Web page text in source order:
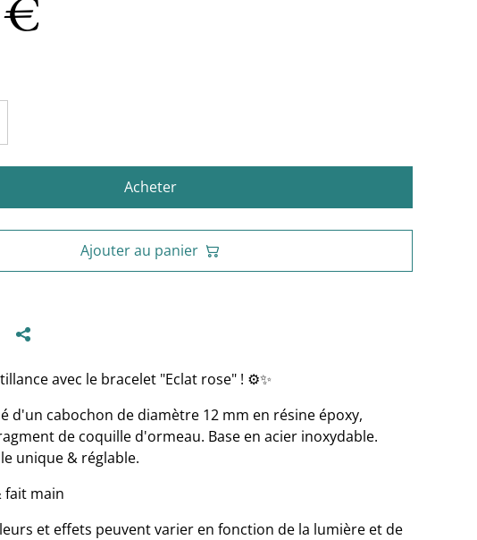
Acheter
Ajouter au panier
avec le bracelet "Eclat rose" ! ⚙️✨
d'un cabochon de diamètre 12 mm en résine époxy,
de coquille d'ormeau. Base en acier inoxydable.
unique & réglable.
fait main
et effets peuvent varier en fonction de la lumière et de